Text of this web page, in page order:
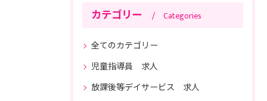
カテゴリー Categories
全てのカテゴリー
児童指導員 求人
放課後等デイサービス 求人